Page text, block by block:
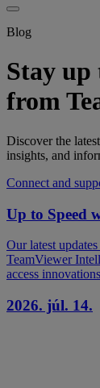
Blog
Stay up
from
Discover the
insights, and
Connect and
Up to Speed
Our latest
TeamViewer
access
2026. júl. 14.